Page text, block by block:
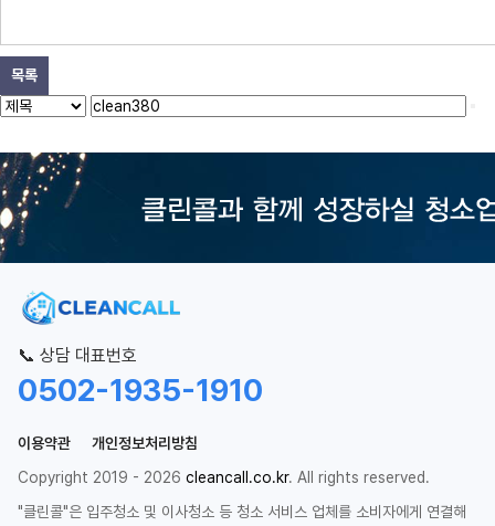
목록
📞 상담 대표번호
0502-1935-1910
이용약관
개인정보처리방침
Copyright 2019 - 2026 cleancall.co.kr. All rights reserved.
"클린콜"은 입주청소 및 이사청소 등 청소 서비스 업체를 소비자에게 연결해